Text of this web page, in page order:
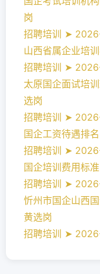
岗
招聘培训 ➤
山西省属企业培
招聘培训 ➤
太原国企面试培
选岗
招聘培训 ➤
国企工资待遇排
招聘培训 ➤
国企培训费用标
招聘培训 ➤
忻州市国企山西
黄选岗
招聘培训 ➤